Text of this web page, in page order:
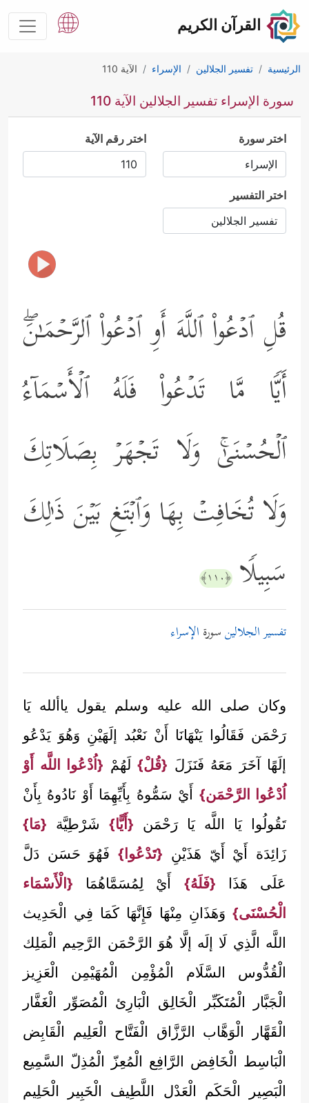
القرآن الكريم
الرئيسية تفسير الجلالين الإسراء الآية 110
سورة الإسراء تفسير الجلالين الآية 110
اختر سورة اختر رقم الآية
اختر التفسير
قُلِ ٱدۡعُواْ ٱللَّهَ أَوِ ٱدۡعُواْ ٱلرَّحۡمَـٰنَۖ
أَیࣰّا مَّا تَدۡعُواْ فَلَهُ ٱلۡأَسۡمَاۤءُ
ٱلۡحُسۡنَىٰۚ وَلَا تَجۡهَرۡ بِصَلَاتِكَ
وَلَا تُخَافِتۡ بِهَا وَٱبۡتَغِ بَیۡنَ ذَ ٰ⁠لِكَ
سَبِیلࣰا ﴿١١٠﴾
تفسير الجلالينسورة الإسراء
وكان صلى الله عليه وسلم يقول ياألله يَا
رَحْمَن فَقَالُوا يَنْهَانَا أَنْ نَعْبُد إلَهَيْنِ وَهُوَ يَدْعُو
إلَهًا آخَرَ مَعَهُ فَنَزَلَ {قُلْ} لَهُمْ {اُدْعُوا اللَّه أَوْ
اُدْعُوا الرَّحْمَن} أَيْ سَمُّوهُ بِأَيِّهِمَا أَوْ نَادُوهُ بِأَنْ
تَقُولُوا يَا اللَّه يَا رَحْمَن {أَيًّا} شَرْطِيَّة {مَا}
زَائِدَة أَيْ أَيّ هَذَيْنِ {تَدْعُوا}فَهُوَ حَسَن دَلَّ
عَلَى هَذَا {فَلَهُ} أَيْ لِمُسَمَّاهُمَا {الْأَسْمَاء
الْحُسْنَى} وَهَذَانِ مِنْهَا فَإِنَّهَا كَمَا فِي الْحَدِيث
اللَّه الَّذِي لَا إلَه إلَّا هُوَ الرَّحْمَن الرَّحِيم الْمَلِك
الْقُدُّوس السَّلَام الْمُؤْمِن الْمُهَيْمِن الْعَزِيز
الْجَبَّار الْمُتَكَبِّر الْخَالِق الْبَارِئ الْمُصَوِّر الْغَفَّار
الْقَهَّار الْوَهَّاب الرَّزَّاق الْفَتَّاح الْعَلِيم الْقَابِض
الْبَاسِط الْخَافِض الرَّافِع الْمُعِزّ الْمُذِلّ السَّمِيع
الْبَصِير الْحَكَم الْعَدْل اللَّطِيف الْخَبِير الْحَلِيم